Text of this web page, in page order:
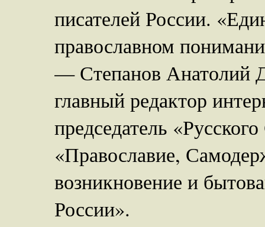
писателей России.
православном
— Степанов Анатолий
главный редактор
председатель
«Православие,
возникновение и
России».